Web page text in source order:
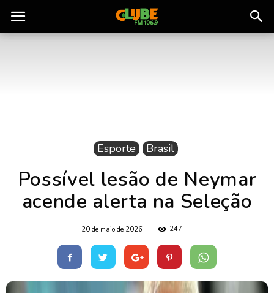
Rádio
Esporte Brasil
Possível lesão de Neymar
acende alerta na Seleção
20 de maio de 2026 247